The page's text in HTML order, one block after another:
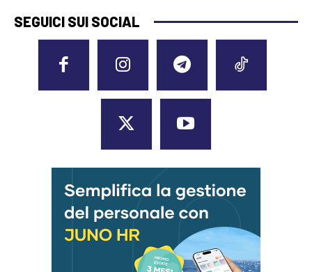
SEGUICI SUI SOCIAL